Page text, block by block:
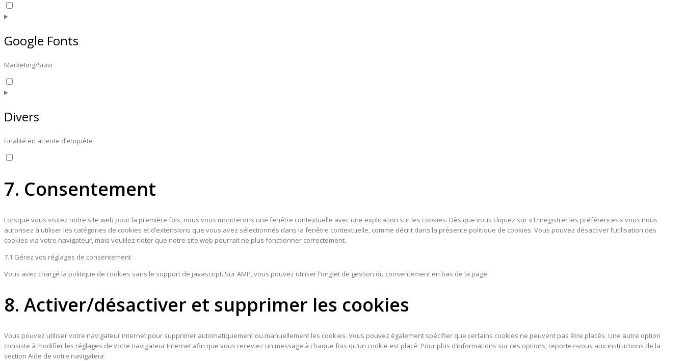
Consent
to
wordfence
Google Fonts
Marketing/Suivi
Consent
to
google-
fonts
Divers
Finalité en attente d’enquête
Consent
divers
7. Consentement
Lorsque vous visitez notre site web pour la première fois, nous vous montrerons une fenêtre contextuelle avec une explication sur les cookies. Dès que vous cliquez sur « Enregistrer les préférences » vous nous
autorisez à utiliser les catégories de cookies et d’extensions que vous avez sélectionnés dans la fenêtre contextuelle, comme décrit dans la présente politique de cookies. Vous pouvez désactiver l’utilisation des
cookies via votre navigateur, mais veuillez noter que notre site web pourrait ne plus fonctionner correctement.
7.1 Gérez vos réglages de consentement
Vous avez chargé la politique de cookies sans le support de javascript. Sur AMP, vous pouvez utiliser l’onglet de gestion du consentement en bas de la page.
8. Activer/désactiver et supprimer les cookies
Vous pouvez utiliser votre navigateur internet pour supprimer automatiquement ou manuellement les cookies. Vous pouvez également spécifier que certains cookies ne peuvent pas être placés. Une autre option
consiste à modifier les réglages de votre navigateur Internet afin que vous receviez un message à chaque fois qu’un cookie est placé. Pour plus d’informations sur ces options, reportez-vous aux instructions de la
section Aide de votre navigateur.